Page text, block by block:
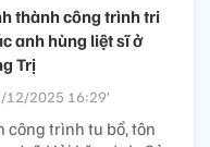
thành công trình tri
anh hùng liệt sĩ ở
Trị
12/2025 16:29’
công trình tu bổ, tôn